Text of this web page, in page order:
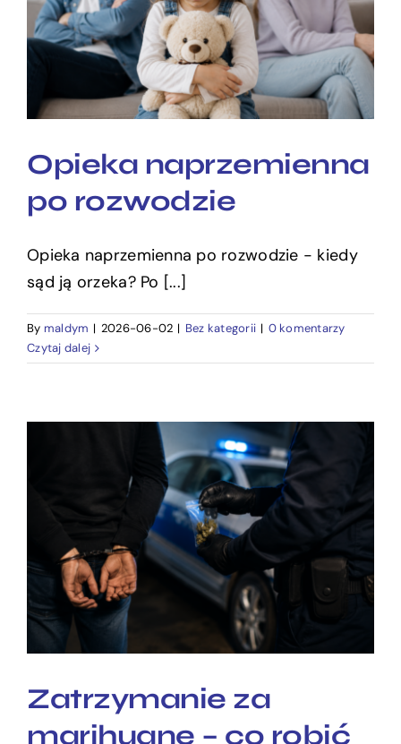
Opieka naprzemienna po
rozwodzie
Opieka naprzemienna
po rozwodzie
Opieka naprzemienna po rozwodzie - kiedy
sąd ją orzeka? Po [...]
By maldym | 2026-06-02 | Bez kategorii | 0 komentarzy
Czytaj dalej
Zatrzymanie za
marihuanę – co robić po
zatrzymaniu przez
policję?
Zatrzymanie za
marihuanę – co robić